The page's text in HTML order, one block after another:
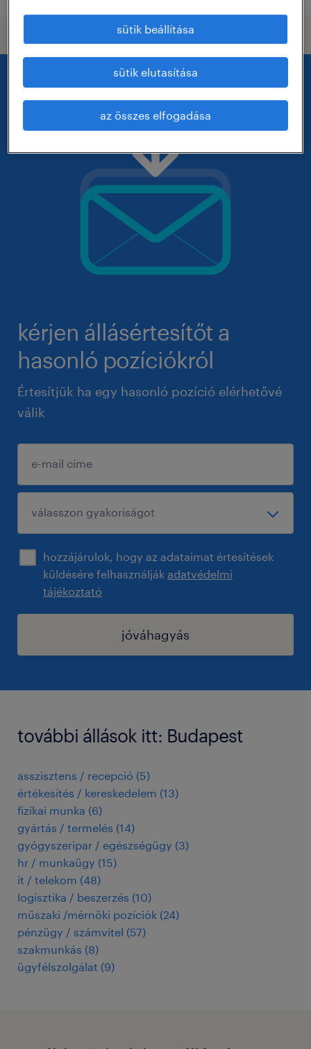
kérjen állásértesítőt a
hasonló pozíciókról
Értesítjük ha egy hasonló pozíció elérhetővé
válik
hozzájárulok, hogy az adataimat értesítések
küldésére felhasználják adatvédelmi
tájékoztató
jóváhagyás
további állások itt: Budapest
asszisztens / recepció (5)
értékesítés / kereskedelem (13)
fizikai munka (6)
gyártás / termelés (14)
gyógyszeripar / egészségügy (3)
hr / munkaügy (15)
it / telekom (48)
logisztika / beszerzés (10)
műszaki /mérnöki pozíciók (24)
pénzügy / számvitel (57)
szakmunkás (8)
ügyfélszolgálat (9)
sütik beállítása
sütik elutasítása
az összes elfogadása